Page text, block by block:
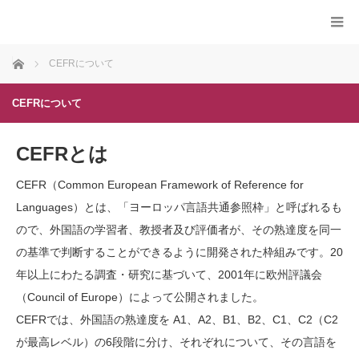
ホーム CEFRについて
CEFRについて
CEFRとは
CEFR（Common European Framework of Reference for
Languages）とは、「ヨーロッパ言語共通参照枠」と呼ばれるも
ので、外国語の学習者、教授者及び評価者が、その熟達度を同一
の基準で判断することができるように開発された枠組みです。20
年以上にわたる調査・研究に基づいて、2001年に欧州評議会
（Council of Europe）によって公開されました。
CEFRでは、外国語の熟達度を A1、A2、B1、B2、C1、C2（C2
が最高レベル）の6段階に分け、それぞれについて、その言語を